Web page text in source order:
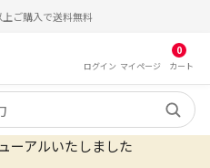
ご購入で送料無料
ログイン マイ ページ
0
カート
アルいたしました